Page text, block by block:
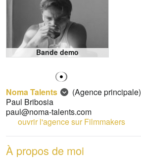
Bande demo
Noma Talents
(Agence principale)
Paul Bribosia
paul@noma-talents.com
ouvrir l'agence sur Filmmakers
À propos de moi